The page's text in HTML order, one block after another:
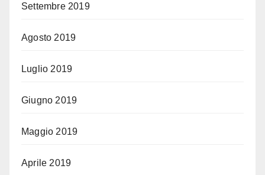
Settembre 2019
Agosto 2019
Luglio 2019
Giugno 2019
Maggio 2019
Aprile 2019